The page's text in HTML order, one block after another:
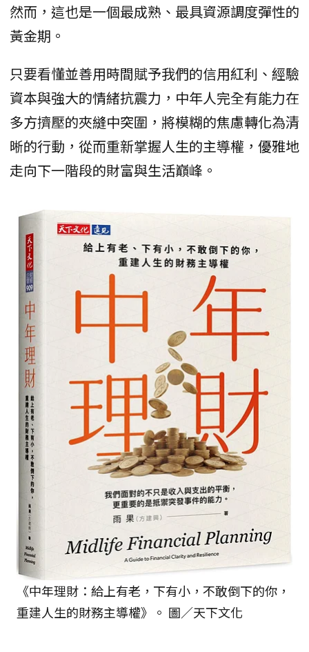
然而，這也是一個最成熟、最具資源調度彈性的
黃金期。
只要看懂並善用時間賦予我們的信用紅利、經驗
資本與強大的情緒抗震力，中年人完全有能力在
多方擠壓的夾縫中突圍，將模糊的焦慮轉化為清
晰的行動，從而重新掌握人生的主導權，優雅地
走向下一階段的財富與生活巔峰。
《中年理財：給上有老，下有小，不敢倒下的你，
重建人生的財務主導權》。 圖／天下文化